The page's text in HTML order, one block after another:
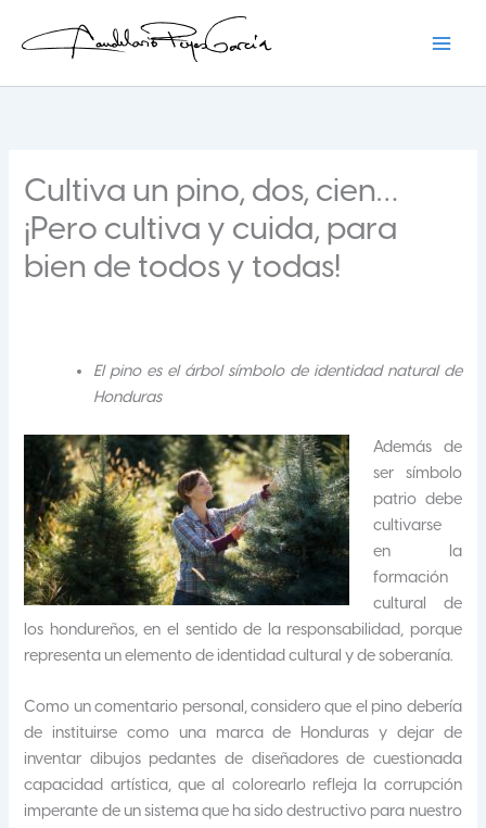
Cultiva un pino, dos, cien…
¡Pero cultiva y cuida, para
bien de todos y todas!
El pino es el árbol símbolo de identidad natural de
Honduras
Además de
ser símbolo
patrio debe
cultivarse
en la
formación
cultural de
los hondureños, en el sentido de la responsabilidad, porque
representa un elemento de identidad cultural y de soberanía.
Como un comentario personal, considero que el pino debería
de instituirse como una marca de Honduras y dejar de
inventar dibujos pedantes de diseñadores de cuestionada
capacidad artística, que al colorearlo refleja la corrupción
imperante de un sistema que ha sido destructivo para nuestro